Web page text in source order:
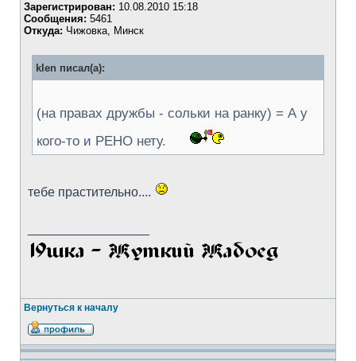
Зарегистрирован: 10.08.2010 15:18
Сообщения: 5461
Откуда: Чижовка, Минск
klen писал(а):
(на правах дружбы - сольки на ранку) = А у
кого-то и РЕНО нету.
тебе прастительно....
Вернуться к началу